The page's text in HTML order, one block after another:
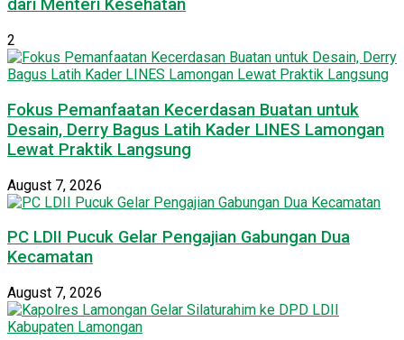
dari Menteri Kesehatan
2
Fokus Pemanfaatan Kecerdasan Buatan untuk
Desain, Derry Bagus Latih Kader LINES Lamongan
Lewat Praktik Langsung
August 7, 2026
PC LDII Pucuk Gelar Pengajian Gabungan Dua
Kecamatan
August 7, 2026